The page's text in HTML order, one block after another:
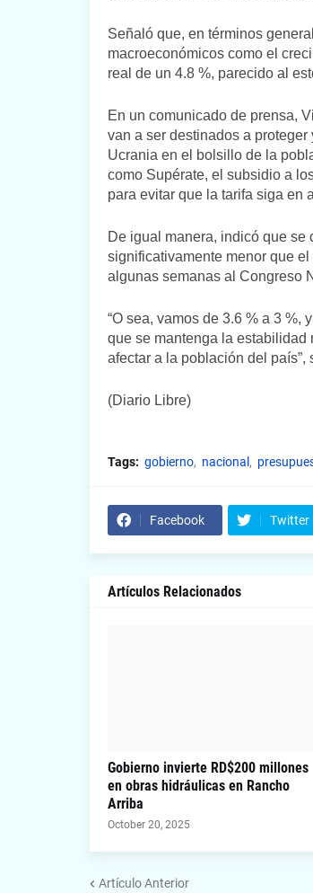
Señaló que, en términos
macroeconómicos como el
real de un 4.8 %, parecido al
En un comunicado de prensa,
van a ser destinados a
Ucrania en el bolsillo de la
como Supérate, el subsidio a
para evitar que la tarifa siga en
De igual manera, indicó que se
significativamente menor que
algunas semanas al Congreso
“O sea, vamos de 3.6 % a 3 %,
que se mantenga la estabilidad
afectar a la población del
(Diario Libre)
Tags: gobierno nacional
Facebook Twitter
Artículos Relacionados
Gobierno invierte RD$200 millones
en obras hidráulicas en Rancho
Arriba
October 20, 2025
Artículo Anterior